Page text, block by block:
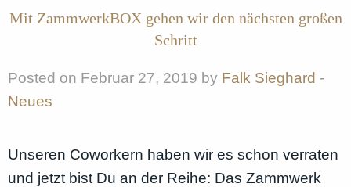
Mit ZammwerkBOX gehen wir den nächsten großen
Schritt
Posted on Februar 27, 2019 by Falk Sieghard -
Neues
Unseren Coworkern haben wir es schon verraten
und jetzt bist Du an der Reihe: Das Zammwerk